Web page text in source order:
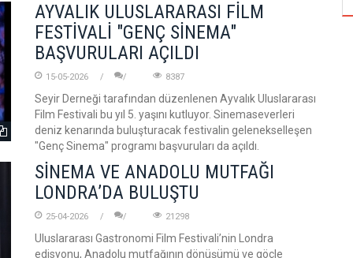
AYVALIK ULUSLARARASI FİLM
FESTİVALİ "GENÇ SİNEMA"
BAŞVURULARI AÇILDI
15-05-2026 8387
Seyir Derneği tarafından düzenlenen Ayvalık Uluslararası
Film Festivali bu yıl 5. yaşını kutluyor. Sinemaseverleri
deniz kenarında buluşturacak festivalin gelenekselleşen
"Genç Sinema" programı başvuruları da açıldı.
SİNEMA VE ANADOLU MUTFAĞI
LONDRA’DA BULUŞTU
25-04-2026 21298
Uluslararası Gastronomi Film Festivali’nin Londra
edisyonu, Anadolu mutfağının dönüşümü ve göçle